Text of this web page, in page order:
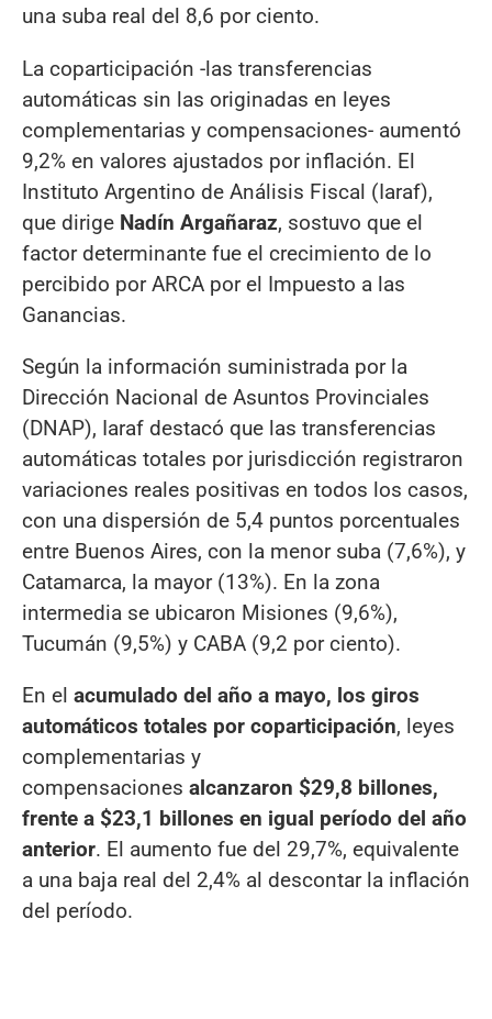
una suba real del 8,6 por ciento.
La coparticipación -las transferencias
automáticas sin las originadas en leyes
complementarias y compensaciones- aumentó
9,2% en valores ajustados por inflación. El
Instituto Argentino de Análisis Fiscal (Iaraf),
que dirige Nadín Argañaraz, sostuvo que el
factor determinante fue el crecimiento de lo
percibido por ARCA por el Impuesto a las
Ganancias.
Según la información suministrada por la
Dirección Nacional de Asuntos Provinciales
(DNAP), Iaraf destacó que las transferencias
automáticas totales por jurisdicción registraron
variaciones reales positivas en todos los casos,
con una dispersión de 5,4 puntos porcentuales
entre Buenos Aires, con la menor suba (7,6%), y
Catamarca, la mayor (13%). En la zona
intermedia se ubicaron Misiones (9,6%),
Tucumán (9,5%) y CABA (9,2 por ciento).
En el acumulado del año a mayo, los giros
automáticos totales por coparticipación, leyes
complementarias y
compensaciones alcanzaron $29,8 billones,
frente a $23,1 billones en igual período del año
anterior. El aumento fue del 29,7%, equivalente
a una baja real del 2,4% al descontar la inflación
del período.